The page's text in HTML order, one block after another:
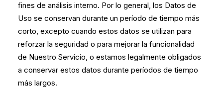
fines de análisis interno. Por lo general, los Datos de
Uso se conservan durante un período de tiempo más
corto, excepto cuando estos datos se utilizan para
reforzar la seguridad o para mejorar la funcionalidad
de Nuestro Servicio, o estamos legalmente obligados
a conservar estos datos durante períodos de tiempo
más largos.